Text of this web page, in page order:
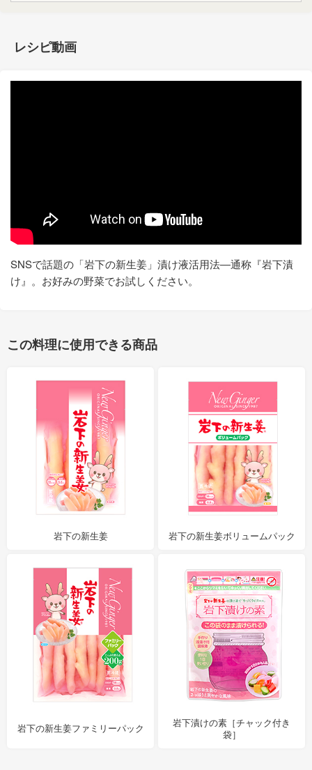
レシピ動画
SNSで話題の「岩下の新生姜」漬け液活用法―通称『岩下漬
け』。お好みの野菜でお試しください。
この料理に使用できる商品
岩下の新生姜 岩下の新生姜ボリュームパック
岩下の新生姜ファミリーパック
岩下漬けの素［チャック付き
袋］